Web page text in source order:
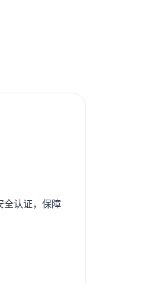
全认证，保障